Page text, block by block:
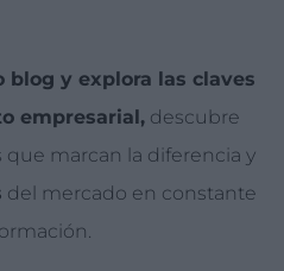
blog y explora las claves
empresarial,descubre
que marcan la diferencia y
del mercado en constante